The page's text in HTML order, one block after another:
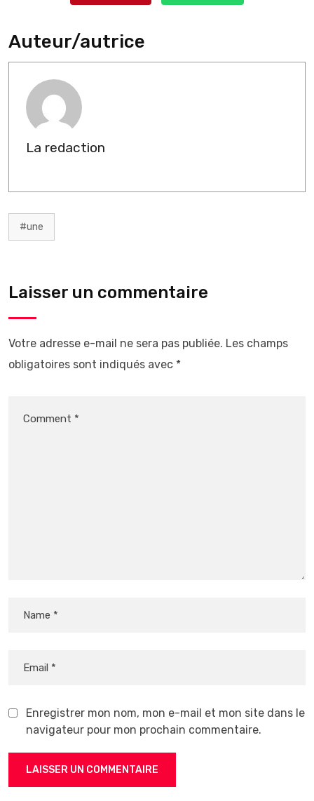
Auteur/autrice
La redaction
#une
Laisser un commentaire
Votre adresse e-mail ne sera pas publiée. Les champs
obligatoires sont indiqués avec *
Enregistrer mon nom, mon e-mail et mon site dans le
navigateur pour mon prochain commentaire.